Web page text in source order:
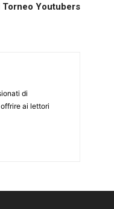
Torneo Youtubers
di
ai lettori